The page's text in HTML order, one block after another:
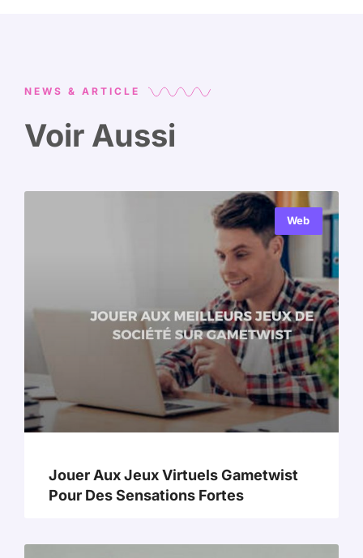
NEWS & ARTICLE
Voir Aussi
Web
Jouer Aux Jeux Virtuels Gametwist
Pour Des Sensations Fortes